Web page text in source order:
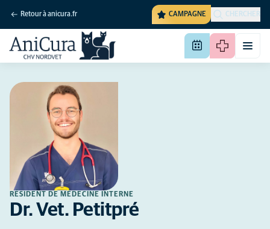
Retour à anicura.fr CAMPAGNE CHERCHER
RÉSIDENT DE MÉDECINE INTERNE
Dr. Vet. Petitpré